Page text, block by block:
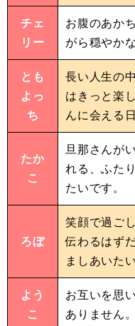
チェ
リー
お腹のあか
がら穏やか
とも
よっ
ち
長い人生の
はきっと楽
んに会える
たか
こ
旦那さんが
れる、ふた
たいです。
ろぼ
笑顔で過ご
伝わるはず
ましあいた
よう
こ
お互いを思
ありません。